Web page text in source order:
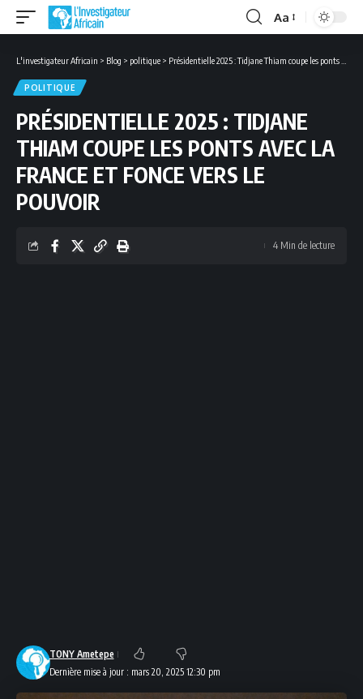
Font
Aa
L'investigateur Africain > Blog > politique > Présidentielle 2025 : Tidjane Thiam coupe les ponts avec la France et fonce vers le pouvoir
POLITIQUE
PRÉSIDENTIELLE 2025 : TIDJANE
THIAM COUPE LES PONTS AVEC LA
FRANCE ET FONCE VERS LE
POUVOIR
Dernière mise à jour : mars 20, 2025 12:30 pm
TONY Ametepe
4 Min de lecture